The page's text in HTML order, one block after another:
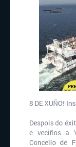
8 DE XUÑO!
Despois do
e veciños a
Concello de